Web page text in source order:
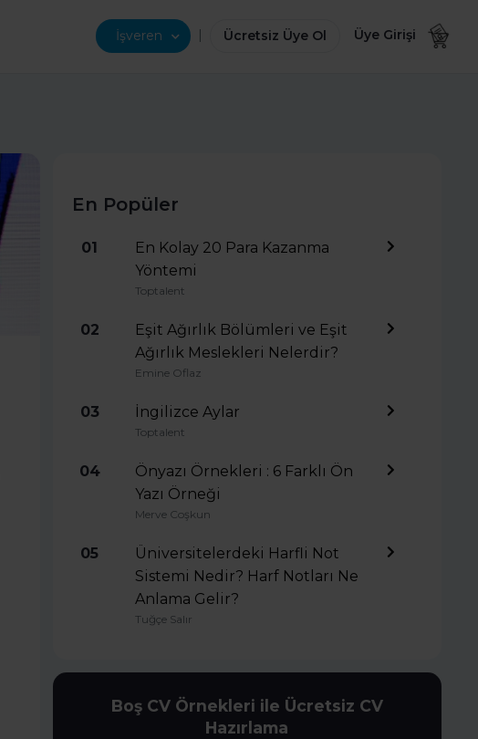
İşveren | Ücretsiz Üye Ol Üye Girişi
En Popüler
01
En Kolay 20 Para Kazanma
Yöntemi
Toptalent
02
Eşit Ağırlık Bölümleri ve Eşit
Ağırlık Meslekleri Nelerdir?
Emine Oflaz
03 İngilizce Aylar
Toptalent
04
Önyazı Örnekleri : 6 Farklı Ön
Yazı Örneği
Merve Coşkun
05
Üniversitelerdeki Harfli Not
Sistemi Nedir? Harf Notları Ne
Anlama Gelir?
Tuğçe Salır
Boş CV Örnekleri ile Ücretsiz CV
Hazırlama